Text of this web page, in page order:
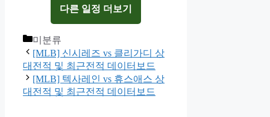
다른 일정 더보기
Categories
미분류
[MLB] 신시레즈 vs 클리가디 상
대전적 및 최근전적 데이터보드
[MLB] 텍사레인 vs 휴스애스 상
대전적 및 최근전적 데이터보드